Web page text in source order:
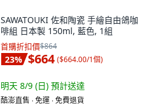
SAWATOUKI 佐和陶瓷 手繪自由鴿咖
啡組 日本製 150ml, 藍色, 1組
首購折扣價$864
23% $664 ($664.00/1個)
明天 8/9 (日) 預計送達
酷澎直售 ∙ 免運 ∙ 免費退貨